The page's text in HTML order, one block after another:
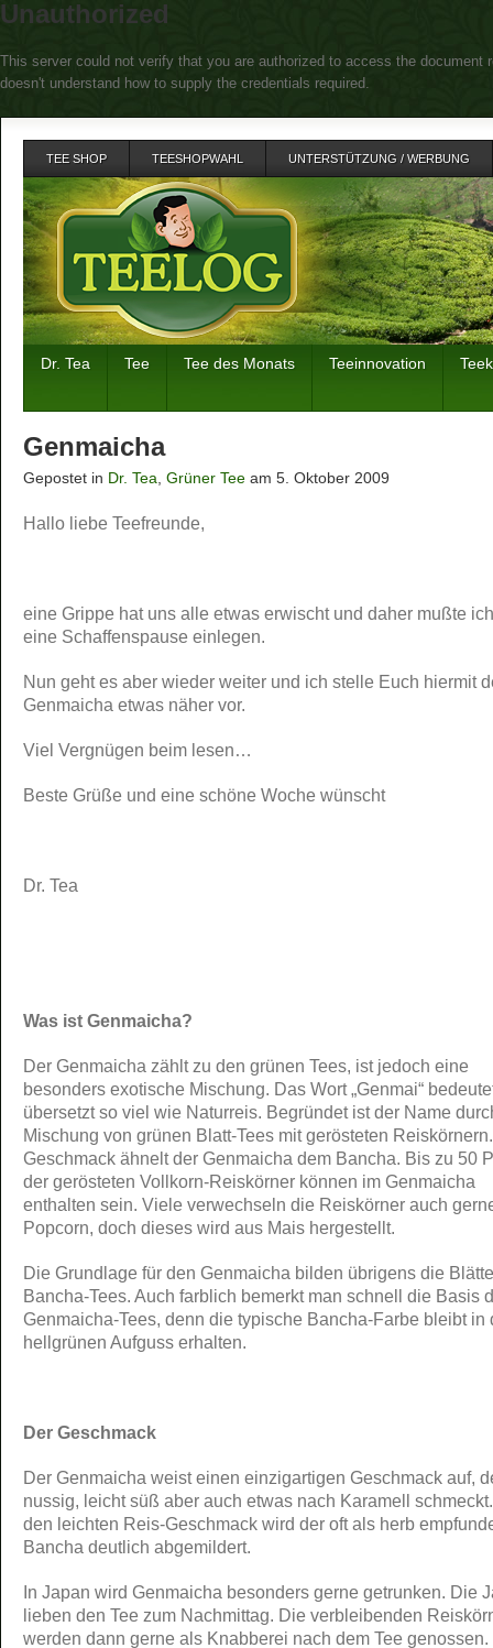
Unauthorized
This server could not verify that you are authorized to access the
doesn't understand how to supply the credentials required.
TEE SHOP TEESHOPWAHL UNTERSTÜTZUNG / WERBUNG
Dr. Tea Tee Tee des Monats Teeinnovation
Genmaicha
Gepostet in Dr. Tea Grüner Tee am 5. Oktober 2009
Hallo liebe Teefreunde,
eine Grippe hat uns alle etwas erwischt und daher mußte
eine Schaffenspause einlegen.
Nun geht es aber wieder weiter und ich stelle Euch hiermit
Genmaicha etwas näher vor.
Viel Vergnügen beim lesen…
Beste Grüße und eine schöne Woche wünscht
Dr. Tea
Was ist Genmaicha?
Der Genmaicha zählt zu den grünen Tees, ist jedoch eine
besonders exotische Mischung. Das Wort „Genmai“
übersetzt so viel wie Naturreis. Begründet ist der Name
Mischung von grünen Blatt-Tees mit gerösteten
Geschmack ähnelt der Genmaicha dem Bancha. Bis zu 50
der gerösteten Vollkorn-Reiskörner können im Genmaicha
enthalten sein. Viele verwechseln die Reiskörner auch
Popcorn, doch dieses wird aus Mais hergestellt.
Die Grundlage für den Genmaicha bilden übrigens die
Bancha-Tees. Auch farblich bemerkt man schnell die Basis
Genmaicha-Tees, denn die typische Bancha-Farbe bleibt in
hellgrünen Aufguss erhalten.
Der Geschmack
Der Genmaicha weist einen einzigartigen Geschmack auf,
nussig, leicht süß aber auch etwas nach Karamell
den leichten Reis-Geschmack wird der oft als herb
Bancha deutlich abgemildert.
In Japan wird Genmaicha besonders gerne getrunken. Die
lieben den Tee zum Nachmittag. Die verbleibenden
werden dann gerne als Knabberei nach dem Tee genossen.